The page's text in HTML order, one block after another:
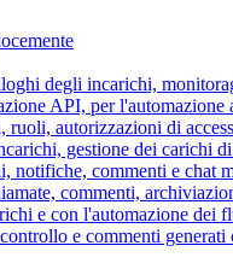
degli incarichi,
API, per l'automazione
autorizzazioni di
gestione dei carichi
notifiche, commenti e chat
commenti,
e con l'automazione dei
e commenti generati